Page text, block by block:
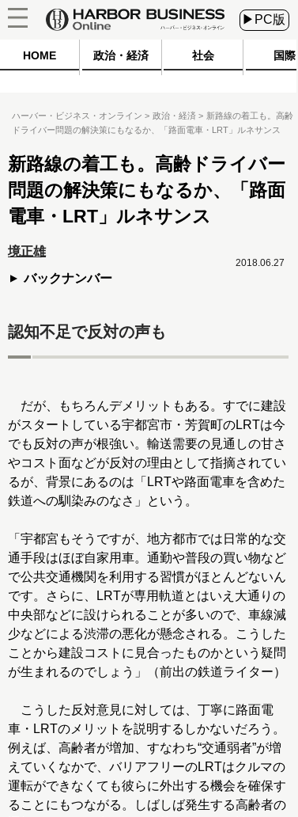
▶PC版
HOME 政治・経済 社会 国際
ハーバー・ビジネス・オンライン 政治・経済
新路線の着工も。高齢
ドライバー問題の解決策にもなるか、「路面電車・LRT」ルネサンス
新路線の着工も。高齢ドライバー
問題の解決策にもなるか、「路面
電車・LRT」ルネサンス
境正雄
バックナンバー
2018.06.27
認知不足で反対の声も
だが、もちろんデメリットもある。すでに建設
がスタートしている宇都宮市・芳賀町のLRTは今
でも反対の声が根強い。輸送需要の見通しの甘さ
やコスト面などが反対の理由として指摘されてい
るが、背景にあるのは「LRTや路面電車を含めた
鉄道への馴染みのなさ」という。
「宇都宮もそうですが、地方都市では日常的な交
通手段はほぼ自家用車。通勤や普段の買い物など
で公共交通機関を利用する習慣がほとんどないん
です。さらに、LRTが専用軌道とはいえ大通りの
中央部などに設けられることが多いので、車線減
少などによる渋滞の悪化が懸念される。こうした
ことから建設コストに見合ったものかという疑問
が生まれるのでしょう」（前出の鉄道ライター）
こうした反対意見に対しては、丁寧に路面電
車・LRTのメリットを説明するしかないだろう。
例えば、高齢者が増加、すなわち“交通弱者”が増
えていくなかで、バリアフリーのLRTはクルマの
運転ができなくても彼らに外出する機会を確保す
ることにもつながる。しばしば発生する高齢者の